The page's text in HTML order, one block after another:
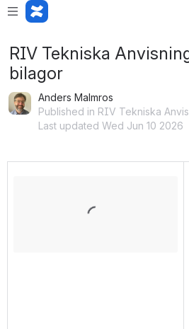
RIV Tekniska
bilagor
Anders Malmros
Published in RIV Tekniska
Last updated Wed Jun 10 2026